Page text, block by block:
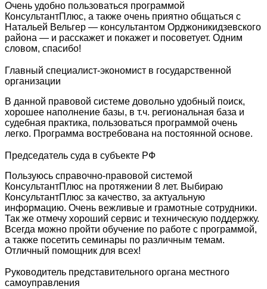
Очень удобно пользоваться программой
КонсультантПлюс, а также очень приятно общаться с
Натальей Вельгер — консультантом Орджоникидзевского
района — и расскажет и покажет и посоветует. Одним
словом, спасибо!
Главный специалист-экономист в государственной
организации
В данной правовой системе довольно удобный поиск,
хорошее наполнение базы, в т.ч. региональная база и
судебная практика, пользоваться программой очень
легко. Программа востребована на постоянной основе.
Председатель суда в субъекте РФ
Пользуюсь справочно-правовой системой
КонсультантПлюс на протяжении 8 лет. Выбираю
КонсультантПлюс за качество, за актуальную
информацию. Очень вежливые и грамотные сотрудники.
Так же отмечу хороший сервис и техническую поддержку.
Всегда можно пройти обучение по работе с программой,
а также посетить семинары по различным темам.
Отличный помощник для всех!
Руководитель представительного органа местного
самоуправления